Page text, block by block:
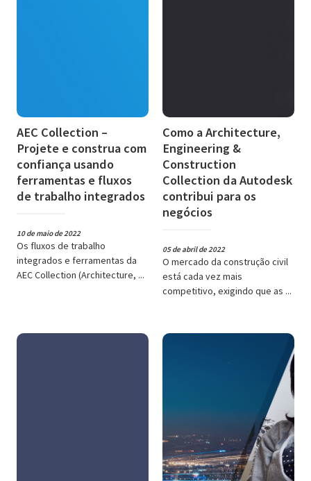
AEC Collection –
Projete e construa com
confiança usando
ferramentas e fluxos
de trabalho integrados
10 de maio de 2022
Os fluxos de trabalho
integrados e ferramentas da
AEC Collection (Architecture, ...
Como a Architecture,
Engineering &
Construction
Collection da Autodesk
contribui para os
negócios
05 de abril de 2022
O mercado da construção civil
está cada vez mais
competitivo, exigindo que as ...